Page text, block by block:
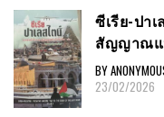
ซีเรีย​-ปา
สัญญาณ​แ
BY
23/02/2026